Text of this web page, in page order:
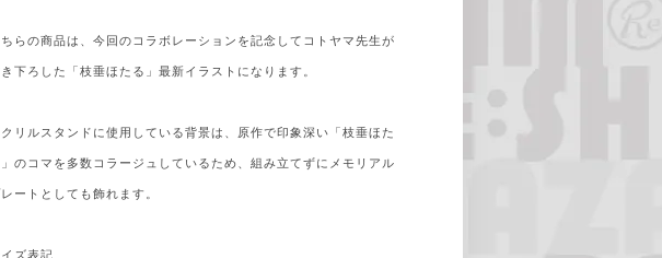
らの商品は、今回のコラボレーションを記念してコトヤマ先生が
下ろした「枝垂ほたる」最新イラストになります。
リルスタンドに使用している背景は、原作で印象深い「枝垂ほた
のコマを多数コラージュしているため、組み立てずにメモリアル
ートとしても飾れます。
ズ表記